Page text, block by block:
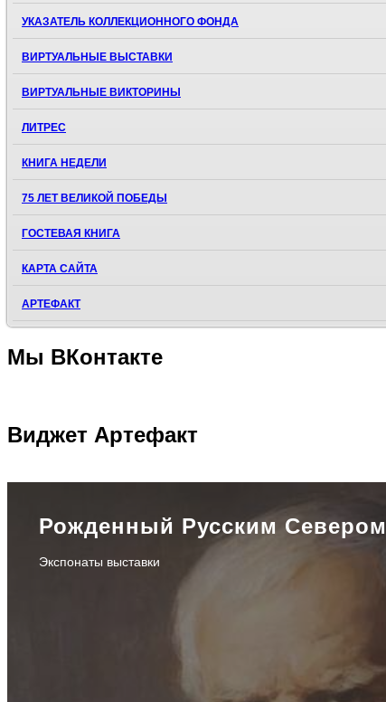
УКАЗАТЕЛЬ КОЛЛЕКЦИОННОГО ФОНДА
ВИРТУАЛЬНЫЕ ВЫСТАВКИ
ВИРТУАЛЬНЫЕ ВИКТОРИНЫ
ЛИТРЕС
КНИГА НЕДЕЛИ
75 ЛЕТ ВЕЛИКОЙ ПОБЕДЫ
ГОСТЕВАЯ КНИГА
КАРТА САЙТА
АРТЕФАКТ
Мы ВКонтакте
Виджет Артефакт
Рожденный Русским Севером
Экспонаты выставки